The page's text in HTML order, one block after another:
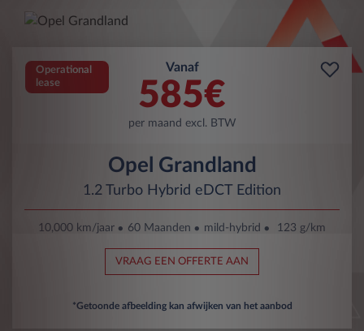
Operational
lease
Vanaf
585€
per maand excl. BTW
Opel Grandland
1.2 Turbo Hybrid eDCT Edition
10,000 km/jaar 60 Maanden mild-hybrid 123 g/km
VRAAG EEN OFFERTE AAN
*Getoonde afbeelding kan afwijken van het aanbod